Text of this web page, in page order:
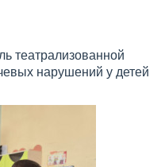
театрализованной
нарушений у детей